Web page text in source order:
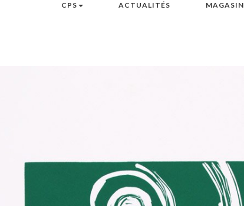
CPS ACTUALITÉS MAGASIN